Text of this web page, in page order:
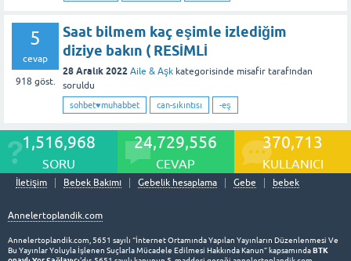
5
cevap
918 göst.
Saat bilmem kaç eşimle izlediğim
diziye bakın ( RESİMLİ
28 Aralık 2022 Aile & Aşk kategorisinde misafir tarafından
soruldu
sohbet♥️muhabbet can-sıkıntısı -eş
1,516,968
SORU
24,729,556
CEVAP
370,713
KULLANICI
İletişim Bebek Bakımı Gebelik hesaplama Gebe bebek
Annelertoplandik.com
Annelertoplandik.com, 5651 sayılı “İnternet Ortamında Yapılan Yayınların Düzenlenmesi Ve
Bu Yayınlar Yoluyla İşlenen Suçlarla Mücadele Edilmesi Hakkında Kanun” kapsamındaBTK